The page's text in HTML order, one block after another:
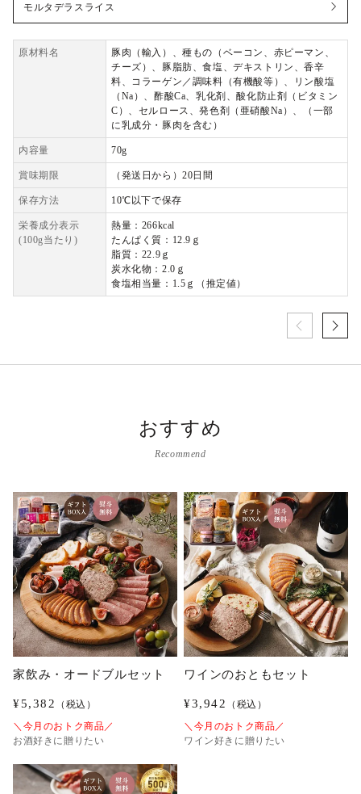
モルタデラスライス
原材料名
豚肉（輸入）、種もの（ベーコン、赤ピーマン、
チーズ）、豚脂肪、食塩、デキストリン、香辛
料、コラーゲン／調味料（有機酸等）、リン酸塩
（Na）、酢酸Ca、乳化剤、酸化防止剤（ビタミン
C）、セルロース、発色剤（亜硝酸Na）、（一部
に乳成分・豚肉を含む）
内容量 70g
賞味期限 （発送日から）20日間
保存方法 10℃以下で保存
栄養成分表示
(100g当たり)
熱量：266kcal
たんぱく質：12.9ｇ
脂質：22.9ｇ
炭水化物：2.0ｇ
食塩相当量：1.5ｇ（推定値）
おすすめ
Recommend
家飲み・オードブルセット
¥5,382
（税込）
＼今月のおトク商品／
お酒好きに贈りたい
ワインのおともセット
¥3,942
（税込）
＼今月のおトク商品／
ワイン好きに贈りたい